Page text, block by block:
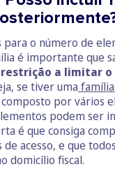
para o número de
é importante que
a limitar o
se tiver uma
por vários
podem ser
é que consiga
de acesso, e que
domicílio fiscal.